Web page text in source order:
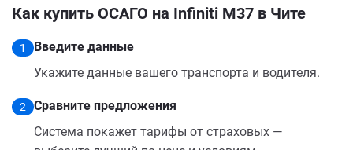
Как купить ОСАГО на Infiniti M37 в Чите
1
Введите данные
Укажите данные вашего транспорта и водителя.
2
Сравните предложения
Система покажет тарифы от страховых —